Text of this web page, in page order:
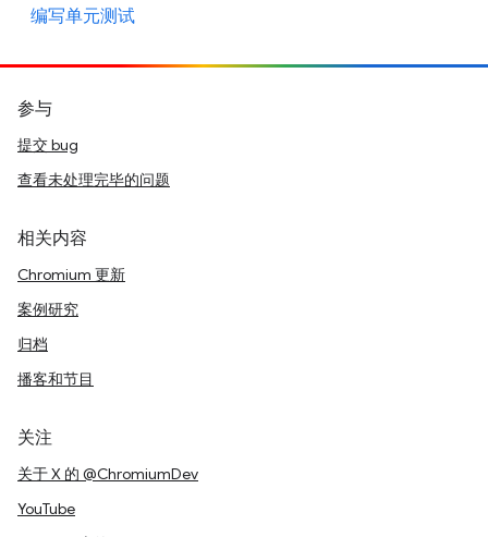
编写单元测试
参与
提交 bug
查看未处理完毕的问题
相关内容
Chromium 更新
案例研究
归档
播客和节目
关注
关于 X 的 @ChromiumDev
YouTube